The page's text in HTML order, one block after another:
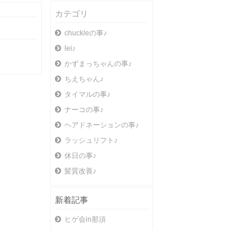
カテゴリ
chuckleの事♪
lei♪
かずまっちゃんの事♪
ちえちゃん♪
タイマルの事♪
ナーコの事♪
ヘアドネーションの事♪
ラッシュリフト♪
休日の事♪
髪質改善♪
新着記事
ヒゲ会in那須